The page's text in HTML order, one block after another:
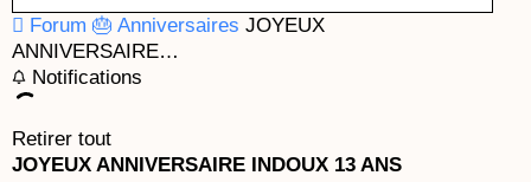
m
Forum 🎂 Anniversaires JOYEUX
ANNIVERSAIRE…
Notifications
Retirer tout
JOYEUX ANNIVERSAIRE INDOUX 13 ANS